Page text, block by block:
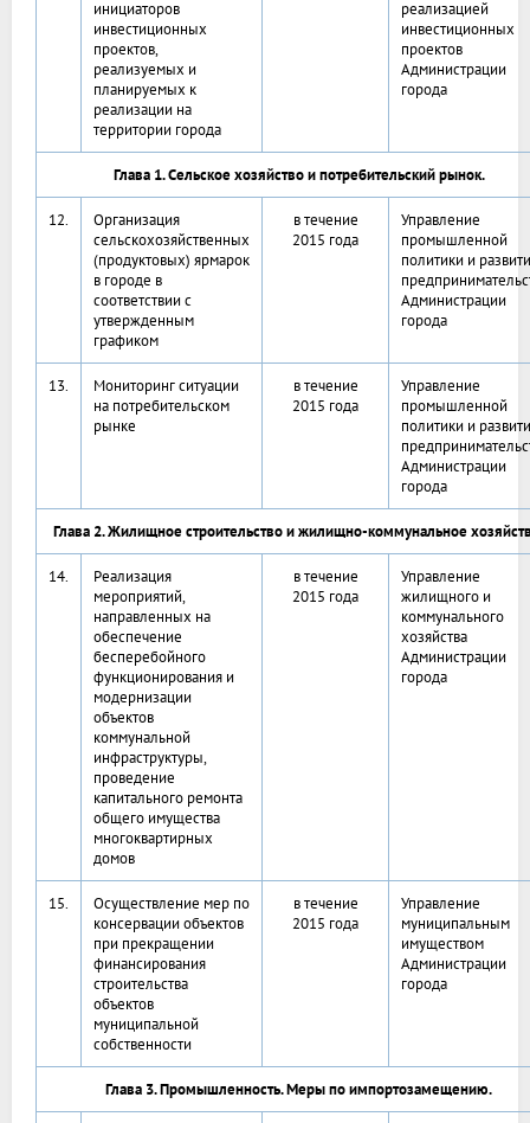
инициаторов
инвестиционных
проектов,
реализуемых и
планируемых к
реализации на
территории города
реализацией
инвестиционных
проектов
Администрации
города
Глава 1. Сельское хозяйство и потребительский рынок.
12.
Организация
сельскохозяйственных
(продуктовых) ярмарок
в городе в
соответствии с
утвержденным
графиком
в течение
2015 года
Управление
промышленной
политики и
Администрации
города
13.
Мониторинг ситуации
на потребительском
рынке
в течение
2015 года
Управление
промышленной
политики и
Администрации
города
Глава 2. Жилищное строительство и жилищно-коммунальное
14.
Реализация
мероприятий,
направленных на
обеспечение
бесперебойного
функционирования и
модернизации
объектов
коммунальной
инфраструктуры,
проведение
капитального ремонта
общего имущества
многоквартирных
домов
в течение
2015 года
Управление
жилищного и
коммунального
хозяйства
Администрации
города
15.
Осуществление мер по
консервации объектов
при прекращении
финансирования
строительства
объектов
муниципальной
собственности
в течение
2015 года
Управление
муниципальным
имуществом
Администрации
города
Глава 3. Промышленность. Меры по импортозамещению.